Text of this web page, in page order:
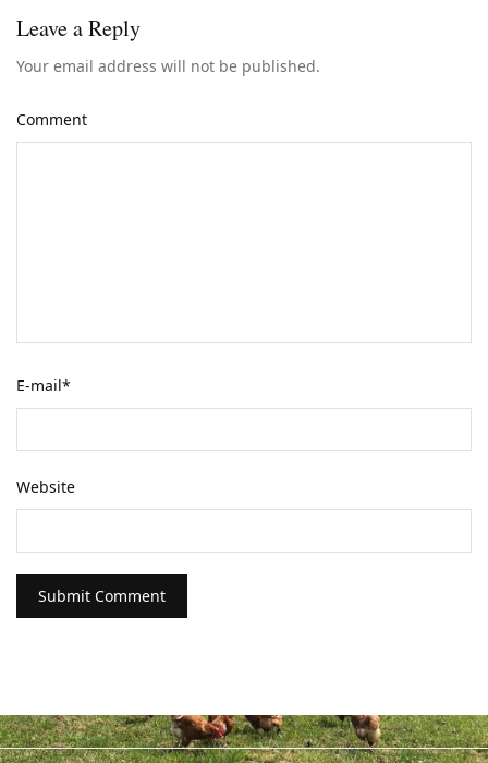
Leave a Reply
Your email address will not be published.
Comment
E-mail*
Website